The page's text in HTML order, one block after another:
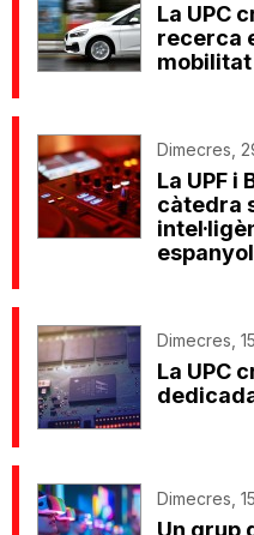
La UPC
recerca
Dimecres,
La UPF i
càtedra
espanyol
Dimecres,
La UPC
Dimecres,
Un grup